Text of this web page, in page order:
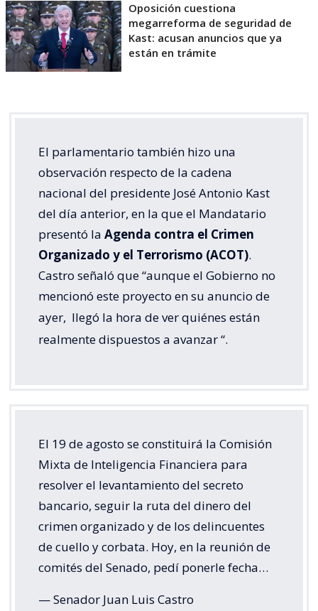
Oposición cuestiona
megarreforma de seguridad de
Kast: acusan anuncios que ya
están en trámite
El parlamentario también hizo una
observación respecto de la cadena
nacional del presidente José Antonio Kast
del día anterior, en la que el Mandatario
presentó la Agenda contra el Crimen
Organizado y el Terrorismo (ACOT).
Castro señaló que “aunque el Gobierno no
mencionó este proyecto en su anuncio de
ayer, llegó la hora de ver quiénes están
realmente dispuestos a avanzar“.
El 19 de agosto se constituirá la Comisión
Mixta de Inteligencia Financiera para
resolver el levantamiento del secreto
bancario, seguir la ruta del dinero del
crimen organizado y de los delincuentes
de cuello y corbata. Hoy, en la reunión de
comités del Senado, pedí ponerle fecha…
— Senador Juan Luis Castro